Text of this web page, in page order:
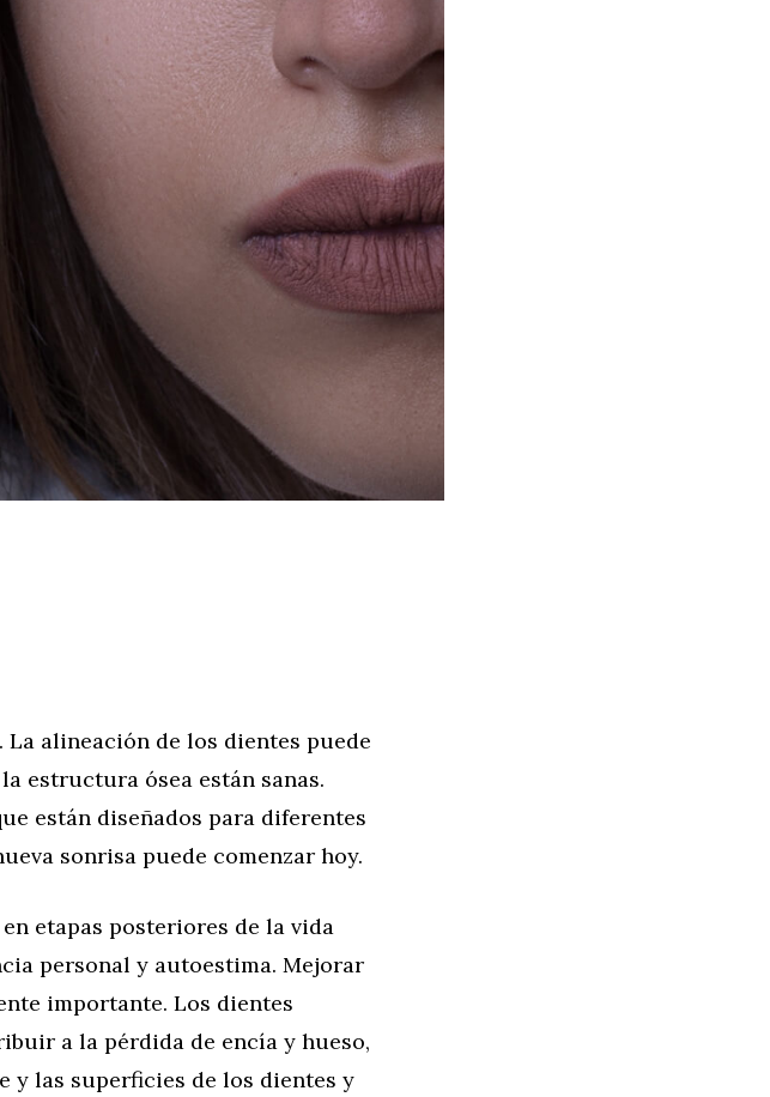
alineación de los dientes puede
estructura ósea están sanas.
están diseñados para diferentes
sonrisa puede comenzar hoy.
en etapas posteriores de la vida
personal y autoestima. Mejorar
importante. Los dientes
a la pérdida de encía y hueso,
y las superficies de los dientes y